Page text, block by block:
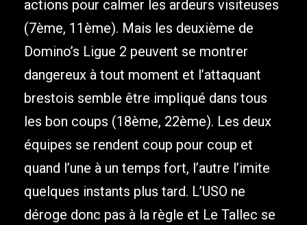
actions pour calmer les ardeurs visiteuses
(7ème, 11ème). Mais les deuxième de
Domino’s Ligue 2 peuvent se montrer
dangereux à tout moment et l’attaquant
brestois semble être impliqué dans tous
les bon coups (18ème, 22ème). Les deux
équipes se rendent coup pour coup et
quand l’une à un temps fort, l’autre l’imite
quelques instants plus tard. L’USO ne
déroge donc pas à la règle et Le Tallec se